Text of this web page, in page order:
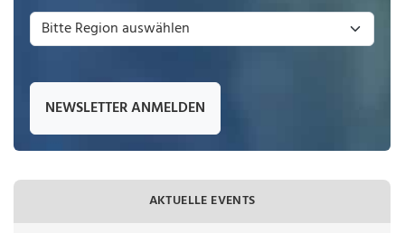
NEWSLETTER ANMELDEN
AKTUELLE EVENTS